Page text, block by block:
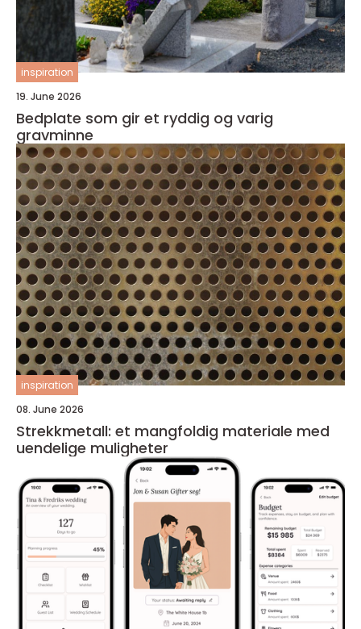
inspiration
19. June 2026
Bedplate som gir et ryddig og varig
gravminne
inspiration
08. June 2026
Strekkmetall: et mangfoldig materiale med
uendelige muligheter